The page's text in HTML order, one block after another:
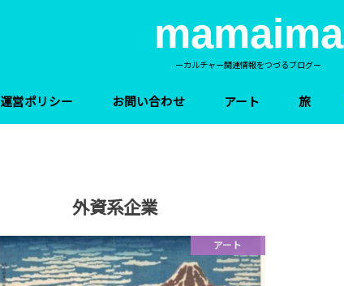
mamaima
ーカルチャー関連情報をつづるブログー
運営ポリシー お問い合わせ アート 旅
外資系企業
アート